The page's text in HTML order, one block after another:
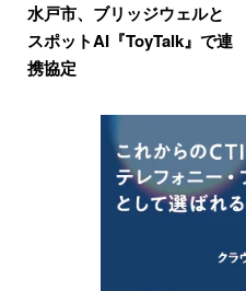
水戸市、ブリッジウェルと
スポットAI『ToyTalk』で連
携協定